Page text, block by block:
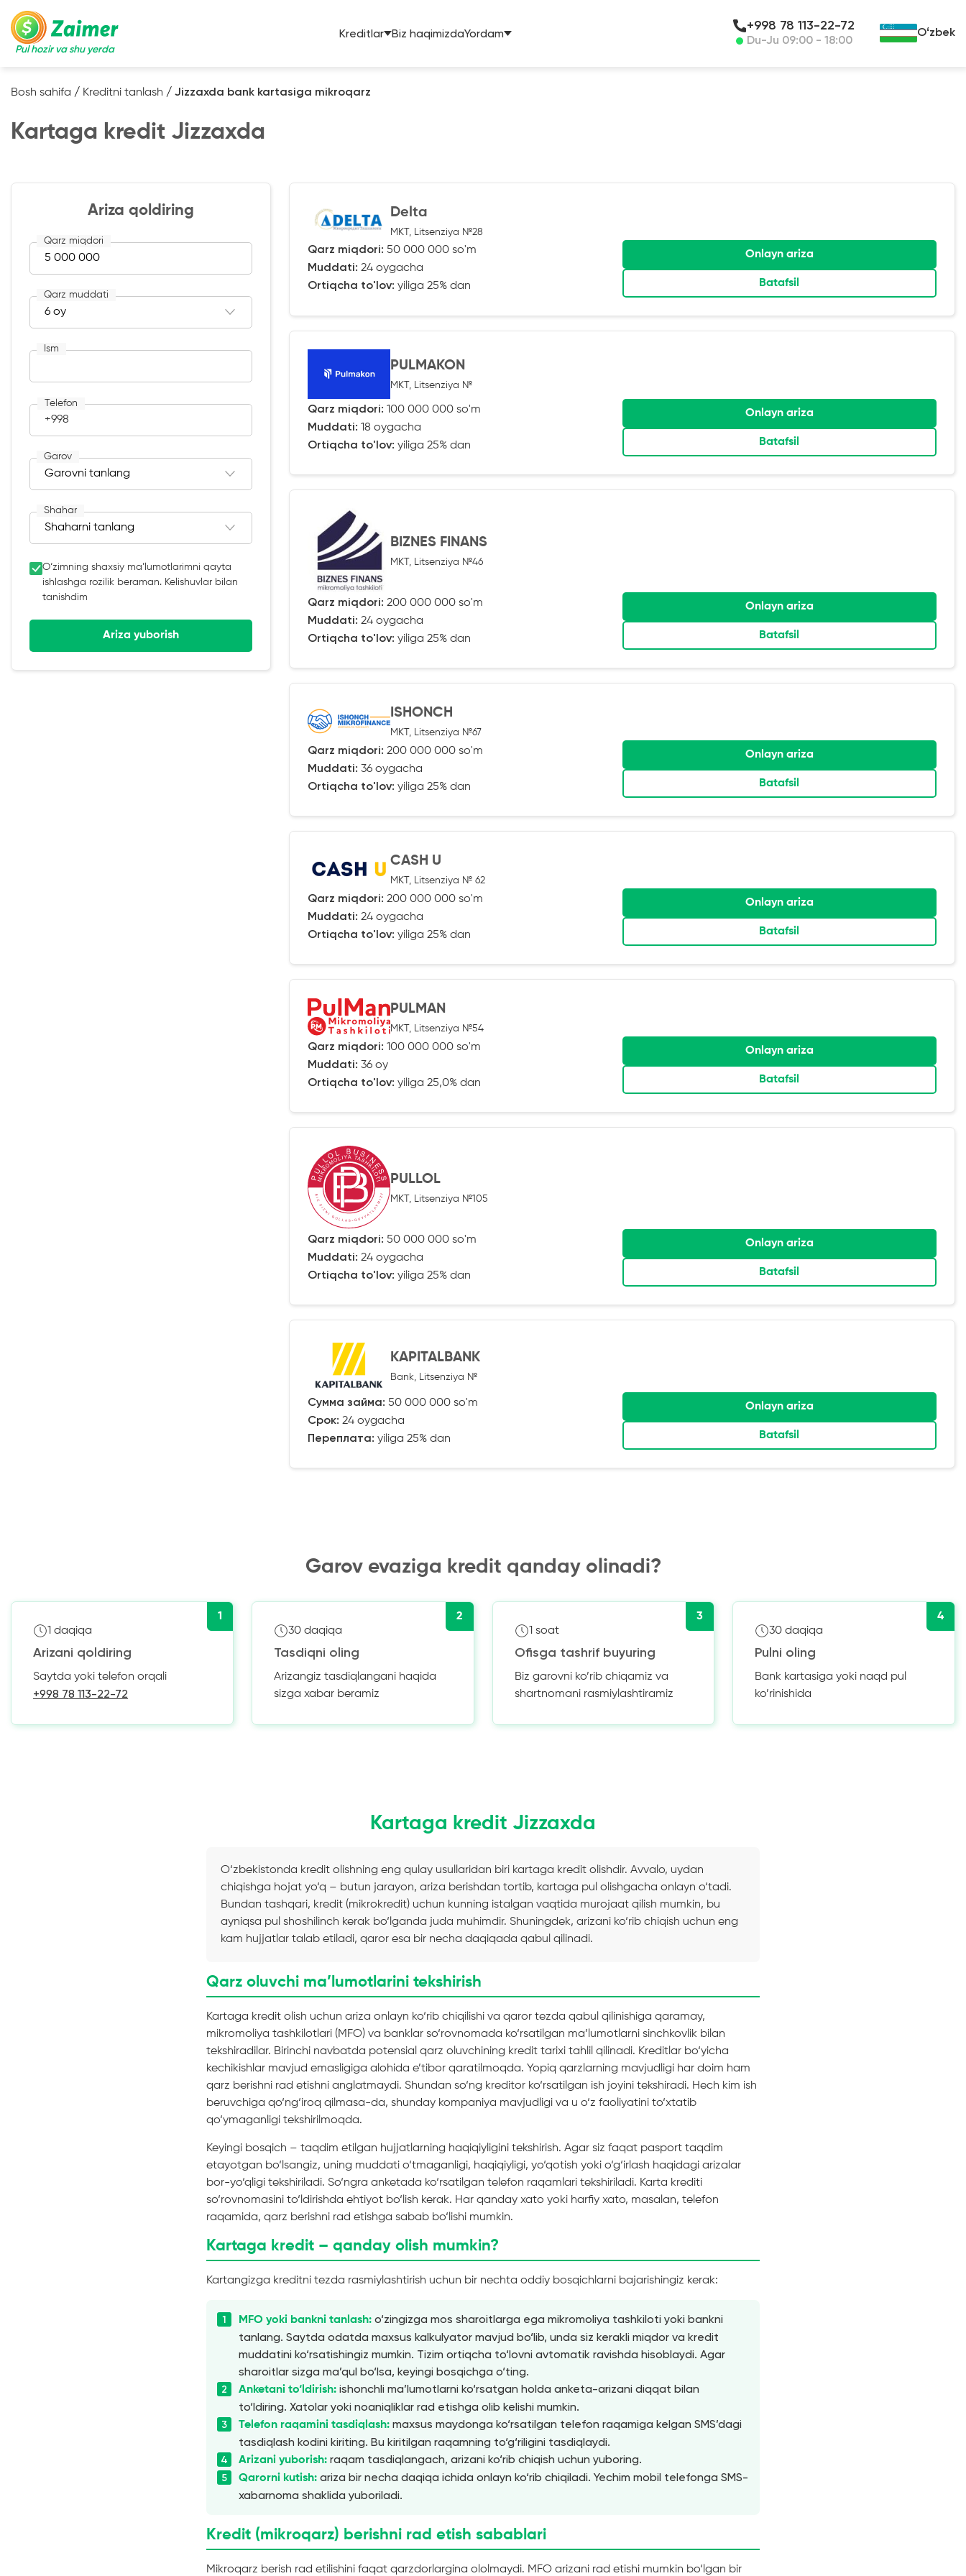
Pul hozir va shu yerda
Kreditlar Biz haqimizdaYordam
+998 78 113-22-72
Du-Ju 09:00 - 18:00
Oʻzbek
Bosh sahifa / Kreditni tanlash / Jizzaxda bank kartasiga mikroqarz
Kartaga kredit Jizzaxda
Ariza qoldiring
Qarz miqdori
Qarz muddati
Ism
Telefon
+998
Garov
Shahar
O‘zimning shaxsiy ma’lumotlarimni qayta
ishlashga rozilik beraman. Kelishuvlar bilan
tanishdim
Ariza yuborish
Delta
MKT, Litsenziya №28
Qarz miqdori: 50 000 000 so'm
Muddati: 24 oygacha
Ortiqcha to'lov: yiliga 25% dan
Onlayn ariza
Batafsil
PULMAKON
MKT, Litsenziya №
Qarz miqdori: 100 000 000 so'm
Muddati: 18 oygacha
Ortiqcha to'lov: yiliga 25% dan
Onlayn ariza
Batafsil
BIZNES FINANS
MKT, Litsenziya №46
Qarz miqdori: 200 000 000 so'm
Muddati: 24 oygacha
Ortiqcha to'lov: yiliga 25% dan
Onlayn ariza
Batafsil
ISHONCH
MKT, Litsenziya №67
Qarz miqdori: 200 000 000 so'm
Muddati: 36 oygacha
Ortiqcha to'lov: yiliga 25% dan
Onlayn ariza
Batafsil
CASH U
MKT, Litsenziya № 62
Qarz miqdori: 200 000 000 so'm
Muddati: 24 oygacha
Ortiqcha to'lov: yiliga 25% dan
Onlayn ariza
Batafsil
PULMAN
MKT, Litsenziya №54
Qarz miqdori: 100 000 000 so'm
Muddati: 36 oy
Ortiqcha to'lov: yiliga 25,0% dan
Onlayn ariza
Batafsil
PULLOL
MKT, Litsenziya №105
Qarz miqdori: 50 000 000 so'm
Muddati: 24 oygacha
Ortiqcha to'lov: yiliga 25% dan
Onlayn ariza
Batafsil
KAPITALBANK
Bank, Litsenziya №
Сумма займа: 50 000 000 so'm
Срок: 24 oygacha
Переплата: yiliga 25% dan
Onlayn ariza
Batafsil
Garov evaziga kredit qanday olinadi?
1
1 daqiqa
Arizani qoldiring
Saytda yoki telefon orqali
+998 78 113-22-72
2
30 daqiqa
Tasdiqni oling
Arizangiz tasdiqlangani haqida
sizga xabar beramiz
3
1 soat
Ofisga tashrif buyuring
Biz garovni ko’rib chiqamiz va
shartnomani rasmiylashtiramiz
4
30 daqiqa
Pulni oling
Bank kartasiga yoki naqd pul
ko’rinishida
Kartaga kredit Jizzaxda
O‘zbekistonda kredit olishning eng qulay usullaridan biri kartaga kredit olishdir. Avvalo, uydan
chiqishga hojat yo‘q – butun jarayon, ariza berishdan tortib, kartaga pul olishgacha onlayn o‘tadi.
Bundan tashqari, kredit (mikrokredit) uchun kunning istalgan vaqtida murojaat qilish mumkin, bu
ayniqsa pul shoshilinch kerak bo‘lganda juda muhimdir. Shuningdek, arizani ko‘rib chiqish uchun eng
kam hujjatlar talab etiladi, qaror esa bir necha daqiqada qabul qilinadi.
Qarz oluvchi ma’lumotlarini tekshirish
Kartaga kredit olish uchun ariza onlayn ko‘rib chiqilishi va qaror tezda qabul qilinishiga qaramay,
mikromoliya tashkilotlari (MFO) va banklar so‘rovnomada ko‘rsatilgan ma’lumotlarni sinchkovlik bilan
tekshiradilar. Birinchi navbatda potensial qarz oluvchining kredit tarixi tahlil qilinadi. Kreditlar bo‘yicha
kechikishlar mavjud emasligiga alohida e’tibor qaratilmoqda. Yopiq qarzlarning mavjudligi har doim ham
qarz berishni rad etishni anglatmaydi. Shundan so‘ng kreditor ko‘rsatilgan ish joyini tekshiradi. Hech kim ish
beruvchiga qo‘ng‘iroq qilmasa-da, shunday kompaniya mavjudligi va u o‘z faoliyatini to‘xtatib
qo‘ymaganligi tekshirilmoqda.
Keyingi bosqich – taqdim etilgan hujjatlarning haqiqiyligini tekshirish. Agar siz faqat pasport taqdim
etayotgan bo‘lsangiz, uning muddati o‘tmaganligi, haqiqiyligi, yo‘qotish yoki o‘g‘irlash haqidagi arizalar
bor-yo‘qligi tekshiriladi. So‘ngra anketada ko‘rsatilgan telefon raqamlari tekshiriladi. Karta krediti
so‘rovnomasini to‘ldirishda ehtiyot bo‘lish kerak. Har qanday xato yoki harfiy xato, masalan, telefon
raqamida, qarz berishni rad etishga sabab bo‘lishi mumkin.
Kartaga kredit – qanday olish mumkin?
Kartangizga kreditni tezda rasmiylashtirish uchun bir nechta oddiy bosqichlarni bajarishingiz kerak:
MFO yoki bankni tanlash: o‘zingizga mos sharoitlarga ega mikromoliya tashkiloti yoki bankni
tanlang. Saytda odatda maxsus kalkulyator mavjud bo‘lib, unda siz kerakli miqdor va kredit
muddatini ko‘rsatishingiz mumkin. Tizim ortiqcha to‘lovni avtomatik ravishda hisoblaydi. Agar
sharoitlar sizga ma’qul bo‘lsa, keyingi bosqichga o‘ting.
Anketani to‘ldirish: ishonchli ma’lumotlarni ko‘rsatgan holda anketa-arizani diqqat bilan
to‘ldiring. Xatolar yoki noaniqliklar rad etishga olib kelishi mumkin.
Telefon raqamini tasdiqlash: maxsus maydonga ko‘rsatilgan telefon raqamiga kelgan SMS’dagi
tasdiqlash kodini kiriting. Bu kiritilgan raqamning to‘g‘riligini tasdiqlaydi.
Arizani yuborish: raqam tasdiqlangach, arizani ko‘rib chiqish uchun yuboring.
Qarorni kutish: ariza bir necha daqiqa ichida onlayn ko‘rib chiqiladi. Yechim mobil telefonga SMS-
xabarnoma shaklida yuboriladi.
Kredit (mikroqarz) berishni rad etish sabablari
Mikroqarz berish rad etilishini faqat qarzdorlargina ololmaydi. MFO arizani rad etishi mumkin bo‘lgan bir